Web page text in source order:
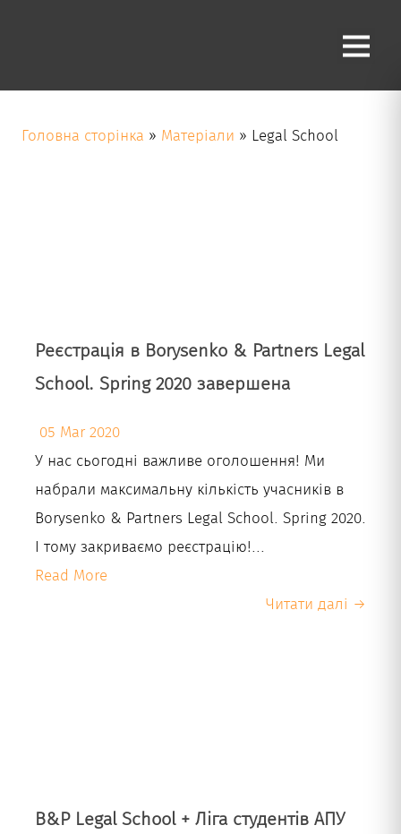
Legal School
Головна сторінка » Матеріали » Legal School
Реєстрація в Borysenko & Partners Legal
School. Spring 2020 завершена
05 Mar 2020
У нас сьогодні важливе оголошення! Ми
набрали максимальну кількість учасників в
Borysenko & Partners Legal School. Spring 2020.
І тому закриваємо реєстрацію!...
Read More
Читати далі →
B&P Legal School + Ліга студентів АПУ